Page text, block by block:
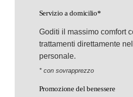
Servizio a domicilio*
Goditi il massimo comfort
trattamenti direttamente
personale.
* con sovrapprezzo
Promozione del benessere